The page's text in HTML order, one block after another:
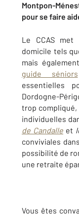
Montpon-
pour se faire
Le CCAS met
domicile tels
mais
guide séniors
essentielles
Dordogne-
trop compliqué,
individuelles
de Candalle et
conviviales
possibilité de
une retraite
Vous êtes